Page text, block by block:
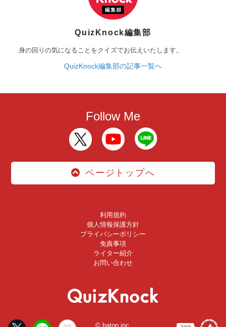
QuizKnock編集部
身の回りの気になることをクイズでお伝えいたします。
QuizKnock編集部の記事一覧へ
Follow Me
ページトップへ
利用規約
個人情報保護方針
プライバシーポリシー
免責事項
ライター紹介
お問い合わせ
© baton inc.